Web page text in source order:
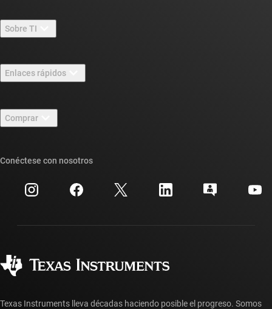
Sobre TI
Carreras laborales
Sala de redacción
Eventos
Relaciones con los inversionistas
Enlaces rápidos
Foros de soporte de diseño de TI E2E™
Búsqueda de referencias cruzadas
Centro de atención al cliente
Preguntas frecuentes sobre la cuenta myTI
Comprar
Preguntas frecuentes sobre pedidos
Conéctese con nosotros
Texas Instruments lleva décadas haciendo posible el progreso. Somos